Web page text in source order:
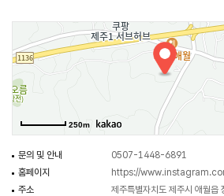
청귤, 겨울에는 감귤 따기 체험을 할 수 있다.
250m
문의 및 안내
0507-1448-6891
홈페이지
https://
주소
제주특별자치도 제주시 애월읍